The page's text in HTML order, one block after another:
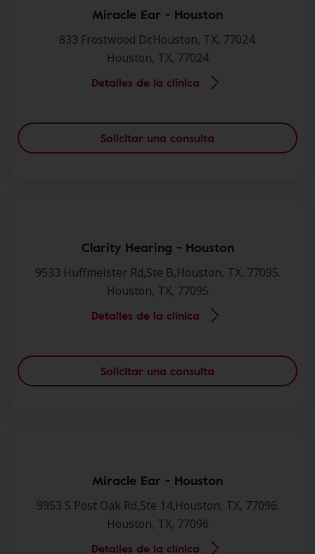
Miracle Ear - Houston
833 Frostwood Dr,Houston, TX, 77024.
Houston, TX, 77024
Detalles de la clínica
Solicitar una consulta
Clarity Hearing - Houston
9533 Huffmeister Rd,Ste B,Houston, TX, 77095.
Houston, TX, 77095
Detalles de la clínica
Solicitar una consulta
Miracle Ear - Houston
9953 S Post Oak Rd,Ste 14,Houston, TX, 77096.
Houston, TX, 77096
Detalles de la clínica